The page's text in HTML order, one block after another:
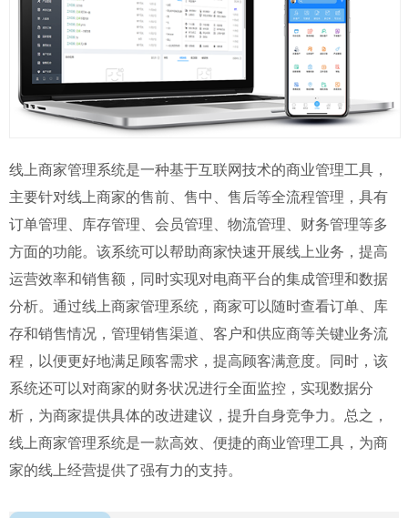
线上商家管理系统是一种基于互联网技术的商业管理工具，
主要针对线上商家的售前、售中、售后等全流程管理，具有
订单管理、库存管理、会员管理、物流管理、财务管理等多
方面的功能。该系统可以帮助商家快速开展线上业务，提高
运营效率和销售额，同时实现对电商平台的集成管理和数据
分析。通过线上商家管理系统，商家可以随时查看订单、库
存和销售情况，管理销售渠道、客户和供应商等关键业务流
程，以便更好地满足顾客需求，提高顾客满意度。同时，该
系统还可以对商家的财务状况进行全面监控，实现数据分
析，为商家提供具体的改进建议，提升自身竞争力。总之，
线上商家管理系统是一款高效、便捷的商业管理工具，为商
家的线上经营提供了强有力的支持。